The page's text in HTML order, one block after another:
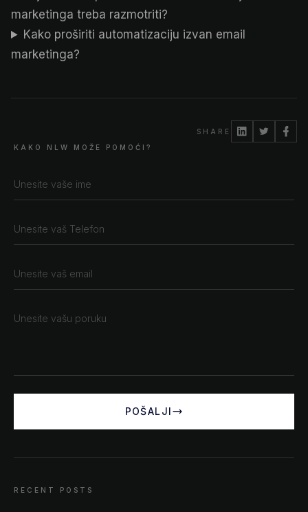
marketinga treba razmotriti?
Kako proširiti automatizaciju izvan email
marketinga?
SHARE
KAKO NLW MOŽE POMOĆI?
POŠALJI
RECENT POSTS